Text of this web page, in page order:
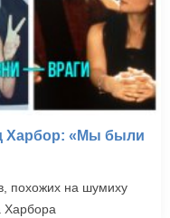
Харбор: «Мы были
похожих на шумиху
Харбора